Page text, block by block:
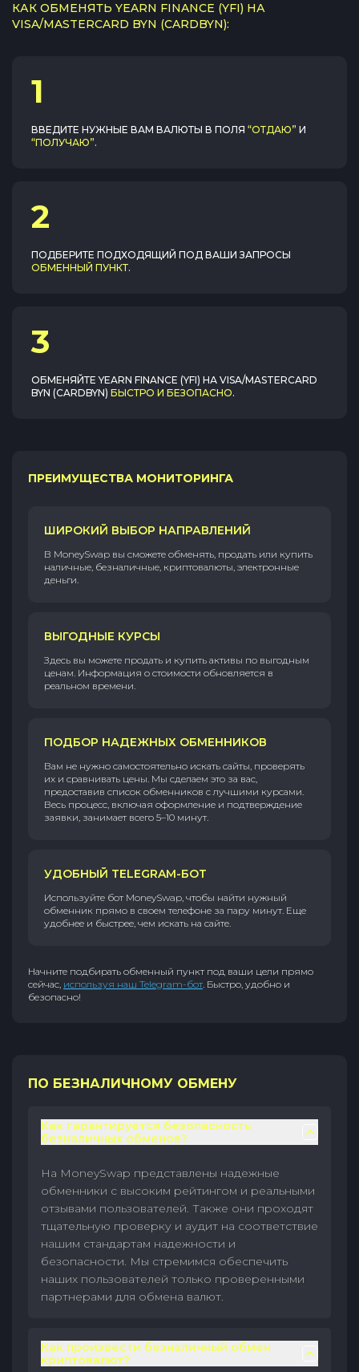
КАК ОБМЕНЯТЬ YEARN FINANCE (YFI) НА
VISA/MASTERCARD BYN (CARDBYN):
1
ВВЕДИТЕ НУЖНЫЕ ВАМ ВАЛЮТЫ В ПОЛЯ “ОТДАЮ” И
“ПОЛУЧАЮ”.
2
ПОДБЕРИТЕ ПОДХОДЯЩИЙ ПОД ВАШИ ЗАПРОСЫ
ОБМЕННЫЙ ПУНКТ.
3
ОБМЕНЯЙТЕYEARN FINANCE (YFI) НА VISA/MASTERCARD
BYN (CARDBYN) БЫСТРО И БЕЗОПАСНО.
ПРЕИМУЩЕСТВА МОНИТОРИНГА
ШИРОКИЙ ВЫБОР НАПРАВЛЕНИЙ
В MoneySwap вы сможете обменять, продать или купить
наличные, безналичные, криптовалюты, электронные
деньги.
ВЫГОДНЫЕ КУРСЫ
Здесь вы можете продать и купить активы по выгодным
ценам. Информация о стоимости обновляется в
реальном времени.
ПОДБОР НАДЕЖНЫХ ОБМЕННИКОВ
Вам не нужно самостоятельно искать сайты, проверять
их и сравнивать цены. Мы сделаем это за вас,
предоставив список обменников с лучшими курсами.
Весь процесс, включая оформление и подтверждение
заявки, занимает всего 5–10 минут.
УДОБНЫЙ TELEGRAM-БОТ
Используйте бот MoneySwap, чтобы найти нужный
обменник прямо в своем телефоне за пару минут. Еще
удобнее и быстрее, чем искать на сайте.
Начните подбирать обменный пункт под ваши цели прямо
сейчас, используя наш Telegram-бот. Быстро, удобно и
безопасно!
ПО БЕЗНАЛИЧНОМУ ОБМЕНУ
Как гарантируется безопасность
безналичных обменов?
На MoneySwap представлены надежные
обменники с высоким рейтингом и реальными
отзывами пользователей. Также они проходят
тщательную проверку и аудит на соответствие
нашим стандартам надежности и
безопасности. Мы стремимся обеспечить
наших пользователей только проверенными
партнерами для обмена валют.
Как произвести безналичный обмен
криптовалют?